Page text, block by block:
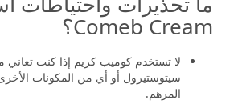
Comeb Cream؟
لا تستخدم كوميب كريم إذا كنت
سيتوستيرول أو أي من المكونات
المرهم.